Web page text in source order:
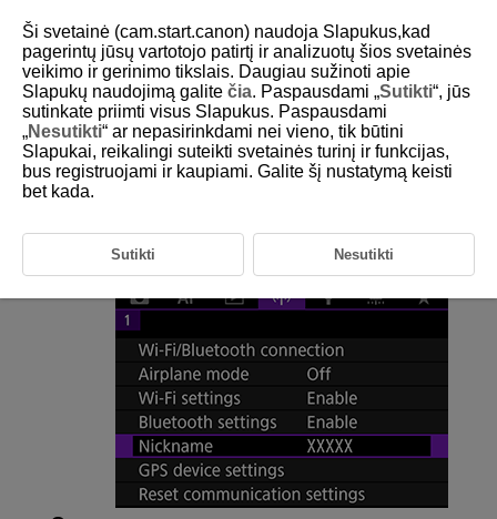
D180-186
Slapyvardis
Jei reikia, galite pakeisti fotoaparato slapyvardį (rodomą išmaniuosiuose
Ši svetainė (cam.start.canon) naudoja Slapukus,kad
pagerintų jūsų vartotojo patirtį ir analizuotų šios svetainės
veikimo ir gerinimo tikslais. Daugiau sužinoti apie
Slapukų naudojimą galite čia. Paspausdami „Sutikti“, jūs
sutinkate priimti visus Slapukus. Paspausdami
„Nesutikti“ ar nepasirinkdami nei vieno, tik būtini
Slapukai, reikalingi suteikti svetainės turinį ir funkcijas,
bus registruojami ir kaupiami. Galite šį nustatymą keisti
bet kada.
Sutikti Nesutikti